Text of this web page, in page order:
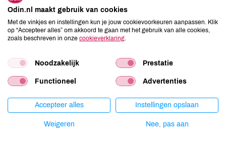
zure room of crème fraîche en meng deze dressing, eventueel
met stukjes fruit en kaas, door de koolsalade.
Porties
-
Bereidingstijd
Odin.nl maakt gebruik van cookies
Met de vinkjes en instellingen kun je jouw cookievoorkeuren aanpassen. Klik
op “Accepteer alles” om akkoord te gaan met het gebruik van alle cookies,
zoals beschreven in onze cookieverklaring.
Noodzakelijk Prestatie
Functioneel Advertenties
Accepteer alles Instellingen opslaan
Weigeren Nee, pas aan